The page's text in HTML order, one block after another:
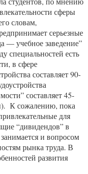
сферы
словам,
серьезные
— учебное заведение”
специальностей есть
в сфере
составляет 90-
составляет 45-
К сожалению, пока
для
“дивидендов” в
и вопросом
рынка труда. В
развития